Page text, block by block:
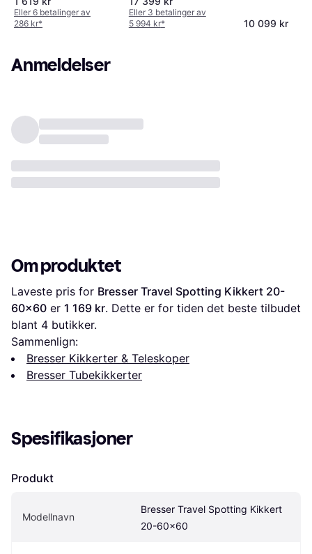
Eller 6 betalinger av
286 kr*
Eller 3 betalinger av
5 994 kr* 10 099 kr
Anmeldelser
Om produktet
Laveste pris for Bresser Travel Spotting Kikkert 20-
60x60 er 1 169 kr. Dette er for tiden det beste tilbudet
blant 4 butikker.
Sammenlign:
Bresser Kikkerter & Teleskoper
Bresser Tubekikkerter
Spesifikasjoner
Produkt
Modellnavn
Bresser Travel Spotting Kikkert
20-60x60